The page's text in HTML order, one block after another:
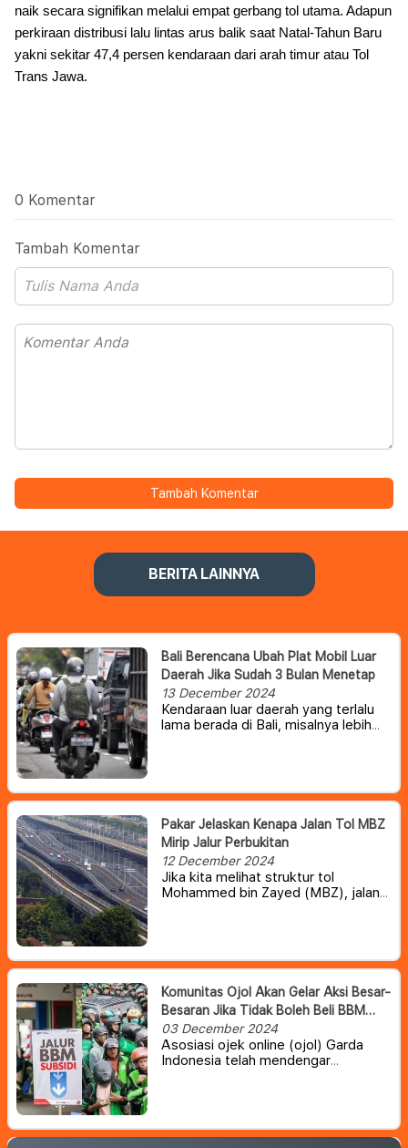
naik secara signifikan melalui empat gerbang tol utama. Adapun
perkiraan distribusi lalu lintas arus balik saat Natal-Tahun Baru
yakni sekitar 47,4 persen kendaraan dari arah timur atau Tol
Trans Jawa.
0 Komentar
Tambah Komentar
Tambah Komentar
BERITA LAINNYA
Bali Berencana Ubah Plat Mobil Luar
Daerah Jika Sudah 3 Bulan Menetap
13 December 2024
Kendaraan luar daerah yang terlalu
lama berada di Bali, misalnya lebih
Pakar Jelaskan Kenapa Jalan Tol MBZ
Mirip Jalur Perbukitan
12 December 2024
Jika kita melihat struktur tol
Mohammed bin Zayed (MBZ), jalan
Komunitas Ojol Akan Gelar Aksi Besar-
Besaran Jika Tidak Boleh Beli BBM
Subsidi
03 December 2024
Asosiasi ojek online (ojol) Garda
Indonesia telah mendengar
final. Meski demikian, mereka tetap